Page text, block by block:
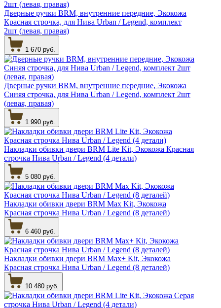
Дверные ручки BRM, внутренние передние, Экокожа
Красная строчка, для Нива Urban / Legend, комплект
2шт (левая, правая)
1 670 руб.
Дверные ручки BRM, внутренние передние, Экокожа
Синяя строчка, для Нива Urban / Legend, комплект 2шт
(левая, правая)
1 990 руб.
Накладки обивки двери BRM Lite Kit, Экокожа Красная
строчка Нива Urban / Legend (4 детали)
5 080 руб.
Накладки обивки двери BRM Max Kit, Экокожа
Красная строчка Нива Urban / Legend (8 деталей)
6 460 руб.
Накладки обивки двери BRM Max+ Kit, Экокожа
Красная строчка Нива Urban / Legend (8 деталей)
10 480 руб.